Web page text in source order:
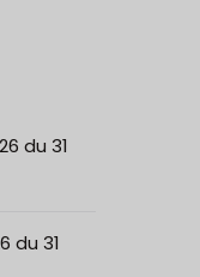
du 31
du 31